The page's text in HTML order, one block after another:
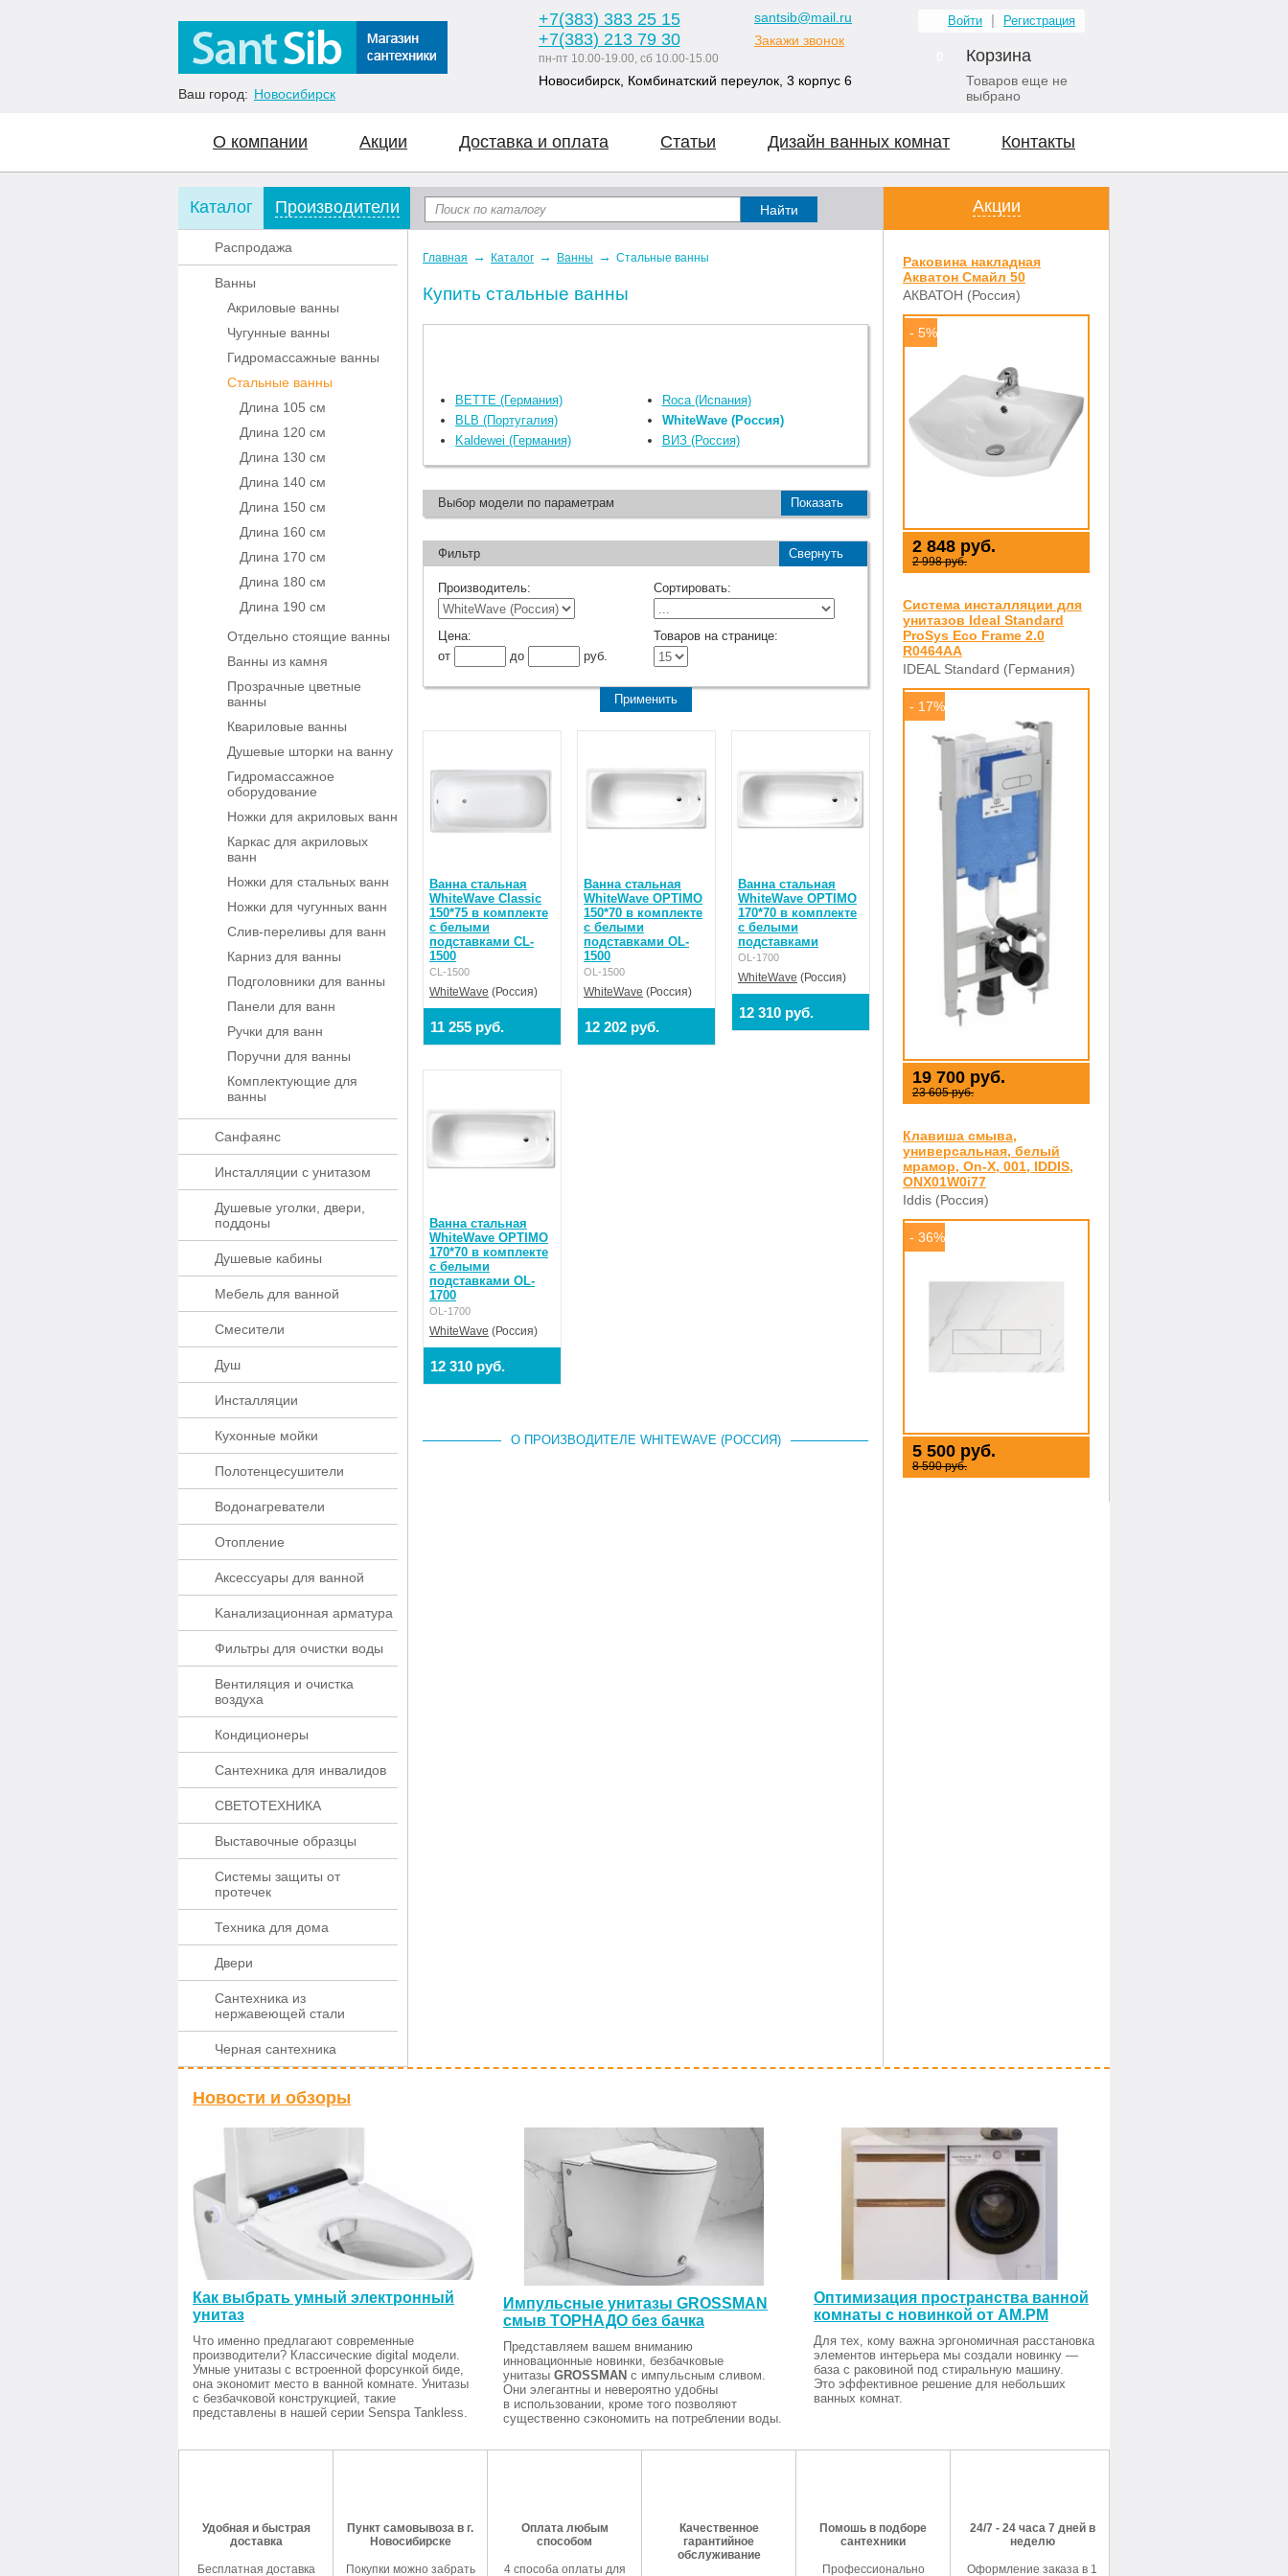
Ваш город: Новосибирск
+7(383) 383 25 15
+7(383) 213 79 30
пн-пт 10.00-19.00, сб 10.00-15.00
santsib@mail.ru
Закажи звонок
Новосибирск, Комбинатский переулок, 3 корпус 6
Войти Регистрация
Корзина
Товаров еще не
выбрано
О компании Акции Доставка и оплата Статьи Дизайн ванных комнат Контакты
Каталог Производители
Распродажа
Ванны
Акриловые ванны
Чугунные ванны
Гидромассажные ванны
Стальные ванны
Длина 105 см
Длина 120 см
Длина 130 см
Длина 140 см
Длина 150 см
Длина 160 см
Длина 170 см
Длина 180 см
Длина 190 см
Отдельно стоящие ванны
Ванны из камня
Прозрачные цветные
ванны
Квариловые ванны
Душевые шторки на ванну
Гидромассажное
оборудование
Ножки для акриловых ванн
Каркас для акриловых
ванн
Ножки для стальных ванн
Ножки для чугунных ванн
Слив-переливы для ванн
Карниз для ванны
Подголовники для ванны
Панели для ванн
Ручки для ванн
Поручни для ванны
Комплектующие для
ванны
Санфаянс
Инсталляции с унитазом
Душевые уголки, двери,
поддоны
Душевые кабины
Мебель для ванной
Смесители
Душ
Инсталляции
Кухонные мойки
Полотенцесушители
Водонагреватели
Отопление
Аксессуары для ванной
Kaнaлизaционнaя apматypa
Фильтры для очистки воды
Вентиляция и очистка
воздуха
Кондиционеры
Сантехника для инвалидов
СВЕТОТЕХНИКА
Выставочные образцы
Системы защиты от
протечек
Техника для дома
Двери
Сантехника из
нержавеющей стали
Черная сантехника
Главная → Каталог → Ванны → Стальные ванны
Купить стальные ванны
BETTE (Германия)
BLB (Португалия)
Kaldewei (Германия)
Roca (Испания)
WhiteWave (Россия)
ВИЗ (Россия)
Выбор модели по параметрам Показать
Фильтр Свернуть
Производитель: Сортировать:
Цена:
от
до руб.
Товаров на странице:
Ванна стальная
WhiteWave Classic
150*75 в комплекте
с белыми
подставками CL-
1500
CL-1500
WhiteWave (Россия)
11 255 руб.
Ванна стальная
WhiteWave OPTIMO
150*70 в комплекте
с белыми
подставками OL-
1500
OL-1500
WhiteWave (Россия)
12 202 руб.
Ванна стальная
WhiteWave OPTIMO
170*70 в комплекте
с белыми
подставками
OL-1700
WhiteWave (Россия)
12 310 руб.
Ванна стальная
WhiteWave OPTIMO
170*70 в комплекте
с белыми
подставками OL-
1700
OL-1700
WhiteWave (Россия)
12 310 руб.
О ПРОИЗВОДИТЕЛЕ WHITEWAVE (РОССИЯ)
Акции
Раковина накладная
Акватон Смайл 50
АКВАТОН (Россия)
- 5%
2 848 руб.
2 998 руб.
Система инсталляции для
унитазов Ideal Standard
ProSys Eco Frame 2.0
R0464AA
IDEAL Standard (Германия)
- 17%
19 700 руб.
23 605 руб.
Клавиша смыва,
универсальная, белый
мрамор, On-X, 001, IDDIS,
ONX01W0i77
Iddis (Россия)
- 36%
5 500 руб.
8 590 руб.
Новости и обзоры
Как выбрать умный электронный
унитаз
Что именно предлагают современные
производители? Классические digital модели.
Умные унитазы с встроенной форсункой биде,
она экономит место в ванной комнате. Унитазы
с безбачковой конструкцией, такие
представлены в нашей серии Senspa Tankless.
Импульсные унитазы GROSSMAN
смыв ТОРНАДО без бачка
Представляем вашем вниманию
инновационные новинки, безбачковые
унитазы GROSSMAN с импульсным сливом.
Они элегантны и невероятно удобны
в использовании, кроме того позволяют
существенно сэкономить на потреблении воды.
Оптимизация пространства ванной
комнаты с новинкой от AM.PM
Для тех, кому важна эргономичная расстановка
элементов интерьера мы создали новинку —
база с раковиной под стиральную машину.
Это эффективное решение для небольших
ванных комнат.
Удобная и быстрая
доставка
Бесплатная доставка
Пункт самовывоза в г.
Новосибирске
Покупки можно забрать
Оплата любым
способом
4 способа оплаты для
Качественное
гарантийное
обслуживание
Помошь в подборе
сантехники
Профессионально
24/7 - 24 часа 7 дней в
неделю
Оформление заказа в 1